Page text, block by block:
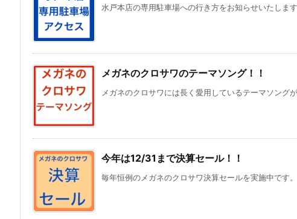
水戸本店の専用駐車場への行き方をお知らせいたしま
メガネのクロサワのテーマソング！！
メガネのクロサワには長く愛用しているテーマソング
今年は12/31まで決算セール！！
毎年恒例のメガネのクロサワ決算セールを実施中です